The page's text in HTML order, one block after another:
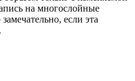
на многослойные
если эта